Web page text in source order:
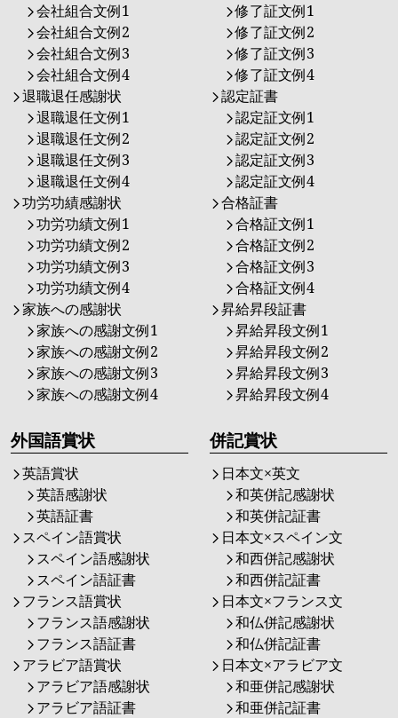
会社組合文例1
会社組合文例2
会社組合文例3
会社組合文例4
退職退任感謝状
退職退任文例1
退職退任文例2
退職退任文例3
退職退任文例4
功労功績感謝状
功労功績文例1
功労功績文例2
功労功績文例3
功労功績文例4
家族への感謝状
家族への感謝文例1
家族への感謝文例2
家族への感謝文例3
家族への感謝文例4
修了証文例1
修了証文例2
修了証文例3
修了証文例4
認定証書
認定証文例1
認定証文例2
認定証文例3
認定証文例4
合格証書
合格証文例1
合格証文例2
合格証文例3
合格証文例4
昇給昇段証書
昇給昇段文例1
昇給昇段文例2
昇給昇段文例3
昇給昇段文例4
外国語賞状
英語賞状
英語感謝状
英語証書
スペイン語賞状
スペイン語感謝状
スペイン語証書
フランス語賞状
フランス語感謝状
フランス語証書
アラビア語賞状
アラビア語感謝状
アラビア語証書
併記賞状
日本文×英文
和英併記感謝状
和英併記証書
日本文×スペイン文
和西併記感謝状
和西併記証書
日本文×フランス文
和仏併記感謝状
和仏併記証書
日本文×アラビア文
和亜併記感謝状
和亜併記証書